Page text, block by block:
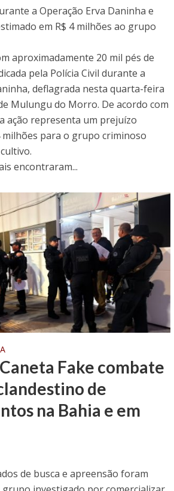
a Operação Erva Daninha e
em R$ 4 milhões ao grupo
aproximadamente 20 mil pés de
pela Polícia Civil durante a
deflagrada nesta quarta-feira
Mulungu do Morro. De acordo com
ação representa um prejuízo
milhões para o grupo criminoso
encontraram...
Fake combate
de
na Bahia e em
de busca e apreensão foram